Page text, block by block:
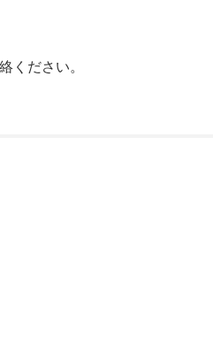
ください。